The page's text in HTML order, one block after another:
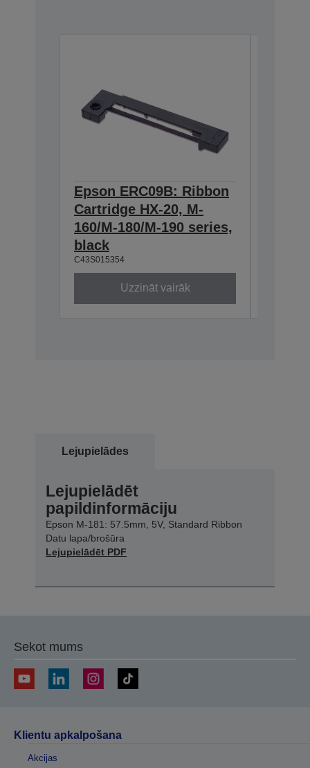
Epson ERC09B: Ribbon
Cartridge HX-20, M-
160/M-180/M-190 series,
black
C43S015354
Uzzināt vairāk
Lejupielādes
Lejupielādēt
papildinformāciju
Epson M-181: 57.5mm, 5V, Standard Ribbon
Datu lapa/brošūra
Lejupielādēt PDF
Sekot mums
Klientu apkalpošana
Akcijas